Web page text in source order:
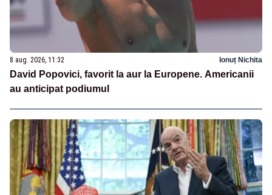
8 aug. 2026, 11:32 Ionuț Nichita
David Popovici, favorit la aur la Europene. Americanii
au anticipat podiumul